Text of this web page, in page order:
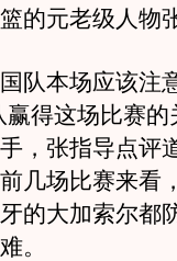
的元老级人物
本场应该注
得这场比赛的
，张指导点评
几场比赛来看
的大加索尔都
。